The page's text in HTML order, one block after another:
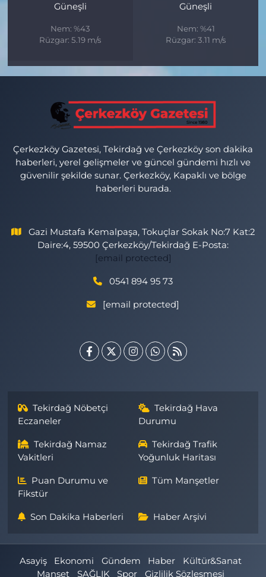
Güneşli
Nem: %43
Rüzgar: 5.19 m/s
Güneşli
Nem: %41
Rüzgar: 3.11 m/s
Çerkezköy Gazetesi, Tekirdağ ve Çerkezköy son dakika
haberleri, yerel gelişmeler ve güncel gündemi hızlı ve
güvenilir şekilde sunar. Çerkezköy, Kapaklı ve bölge
haberleri burada.
Gazi Mustafa Kemalpaşa, Tokuçlar Sokak No:7 Kat:2
Daire:4, 59500 Çerkezköy/Tekirdağ E-Posta:
[email protected]
0541 894 95 73
[email protected]
Tekirdağ Nöbetçi
Eczaneler
Tekirdağ Hava
Durumu
Tekirdağ Namaz
Vakitleri
Tekirdağ Trafik
Yoğunluk Haritası
Puan Durumu ve
Fikstür
Tüm Manşetler
Son Dakika Haberleri Haber Arşivi
Asayiş Ekonomi Gündem Haber
Kültür&Sanat
Manşet
SAĞLIK Spor Gizlilik Sözleşmesi